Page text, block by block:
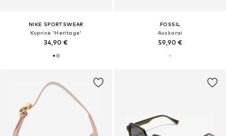
NIKE SPORTSWEAR
Kuprinė 'Heritage'
34,90 €
FOSSIL
Auskarai
59,90 €